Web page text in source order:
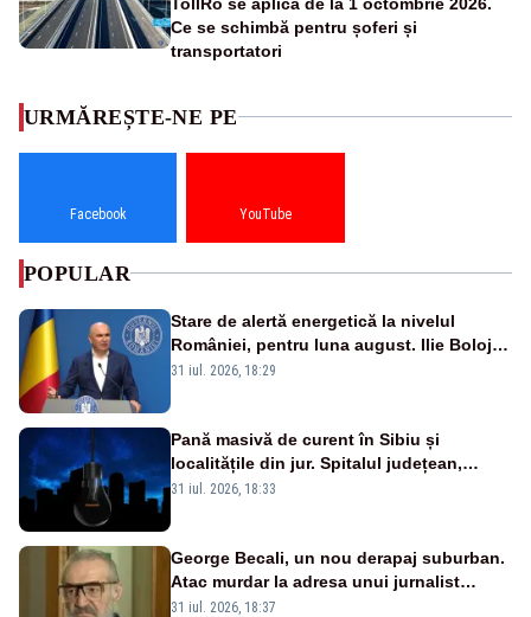
Ce se schimbă pentru șoferi și
transportatori
URMĂREȘTE-NE PE
Facebook YouTube
POPULAR
Stare de alertă energetică la nivelul
României, pentru luna august. Ilie Bolojan
a anunțat importuri și posibile restricții –
31 iul. 2026, 18:29
Pană masivă de curent în Sibiu și
localitățile din jur. Spitalul județean,
semafoarele, rețelele de telefonie, grav
31 iul. 2026, 18:33
George Becali, un nou derapaj suburban.
Atac murdar la adresa unui jurnalist
sportiv – AUDIO
31 iul. 2026, 18:37